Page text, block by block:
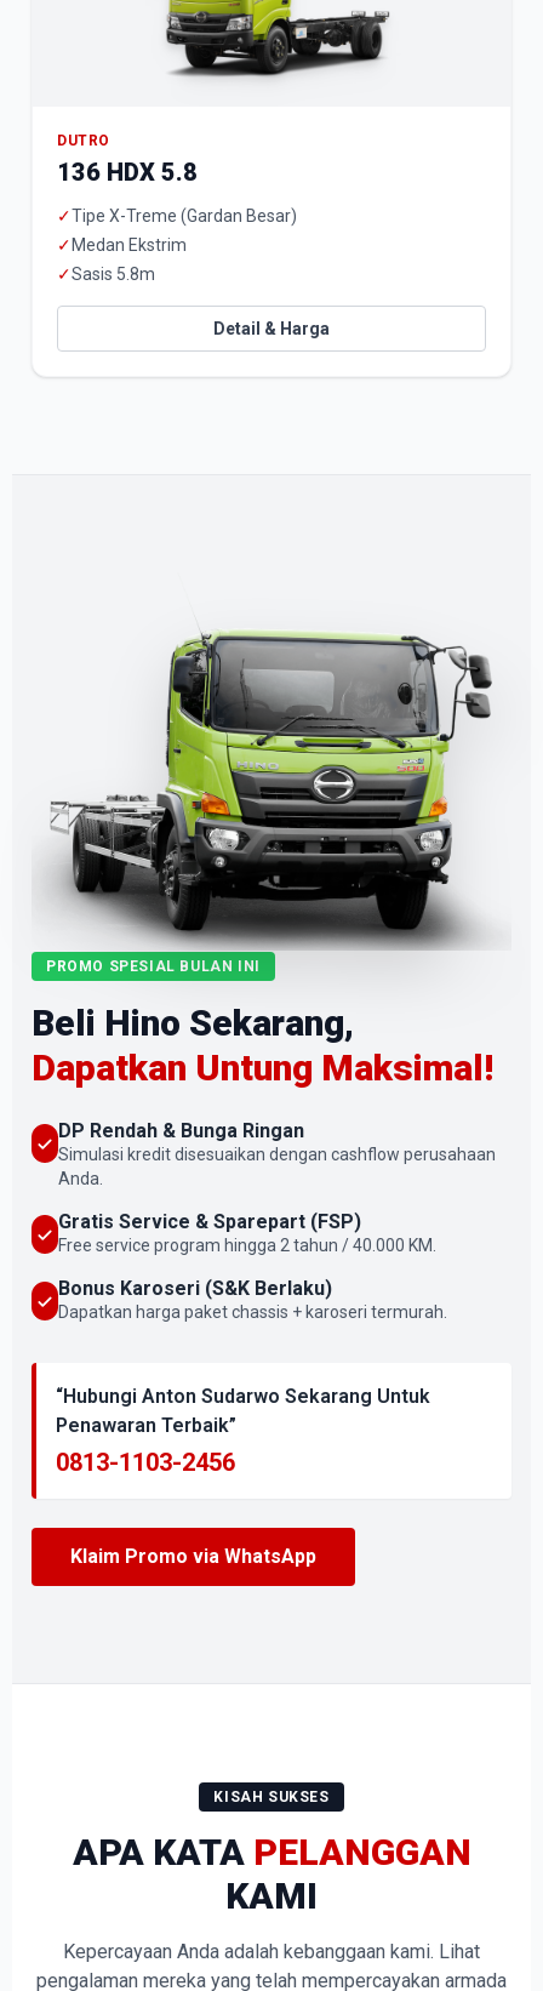
DUTRO
136 HDX 5.8
✓Tipe X-Treme (Gardan Besar)
✓ Medan Ekstrim
✓Sasis 5.8m
Detail & Harga
PROMO SPESIAL BULAN INI
Beli Hino Sekarang,
Dapatkan Untung Maksimal!
DP Rendah & Bunga Ringan
Simulasi kredit disesuaikan dengan cashflow perusahaan
Anda.
Gratis Service & Sparepart (FSP)
Free service program hingga 2 tahun / 40.000 KM.
Bonus Karoseri (S&K Berlaku)
Dapatkan harga paket chassis + karoseri termurah.
“Hubungi Anton Sudarwo Sekarang Untuk
Penawaran Terbaik”
0813-1103-2456
Klaim Promo via WhatsApp
KISAH SUKSES
APA KATA PELANGGAN
KAMI
Kepercayaan Anda adalah kebanggaan kami. Lihat
pengalaman mereka yang telah mempercayakan armada